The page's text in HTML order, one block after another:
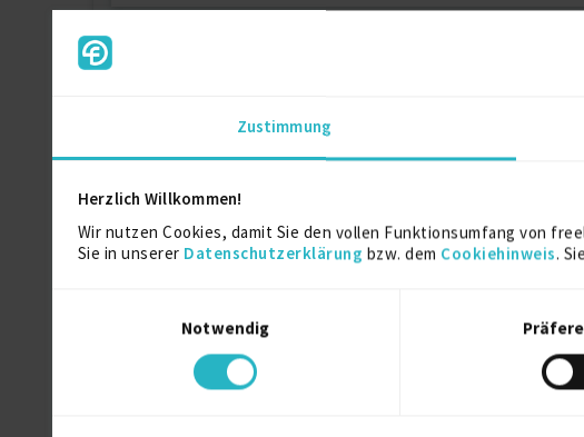
Zustimmung
Herzlich Willkommen!
Wir nutzen Cookies, damit Sie den vollen Funktionsumfang von
Sie in unserer Datenschutzerklärung bzw. dem Cookiehinweis.
Notwendig
Als EXPERT Projekt INSIGHTS abrufen.
Wirtschaftliche Analyse Projekte für Freiberufler
Web Application Framework Projekte für
Freiberufler